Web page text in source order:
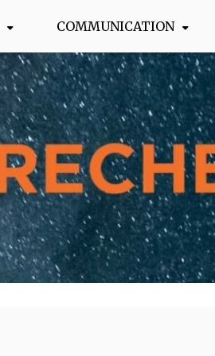
COMMUNICATION